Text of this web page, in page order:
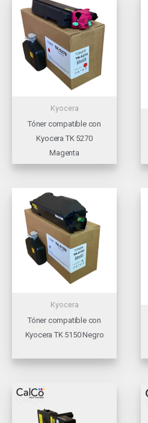
Kyocera
Tóner compatible con
Kyocera TK 5270
Magenta
Kyocera
Tóner compatible con
Kyocera TK 5150 Negro